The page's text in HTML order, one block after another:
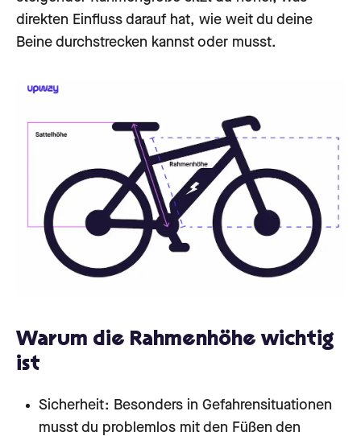
direkten Einfluss darauf hat, wie weit du deine
Beine durchstrecken kannst oder musst.
Warum die Rahmenhöhe wichtig
ist
Sicherheit: Besonders in Gefahrensituationen
musst du problemlos mit den Füßen den